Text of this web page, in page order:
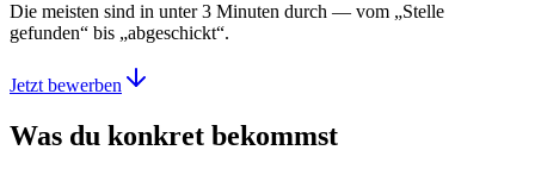
Die meisten sind in unter 3 Minuten durch — vom „Stelle
gefunden“ bis „abgeschickt“.
Jetzt bewerben
Was du konkret bekommst